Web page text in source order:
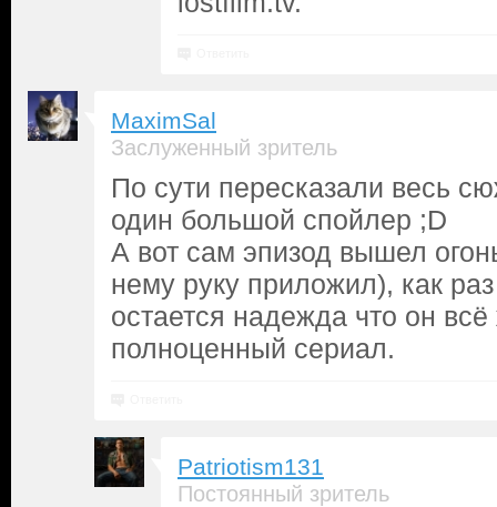
MaximSal
Заслуженный зритель
По сути пересказали весь
один большой спойлер ;D
А вот сам эпизод вышел
нему руку приложил), как раз
остается надежда что он
полноценный сериал.
Patriotism131
Постоянный зритель